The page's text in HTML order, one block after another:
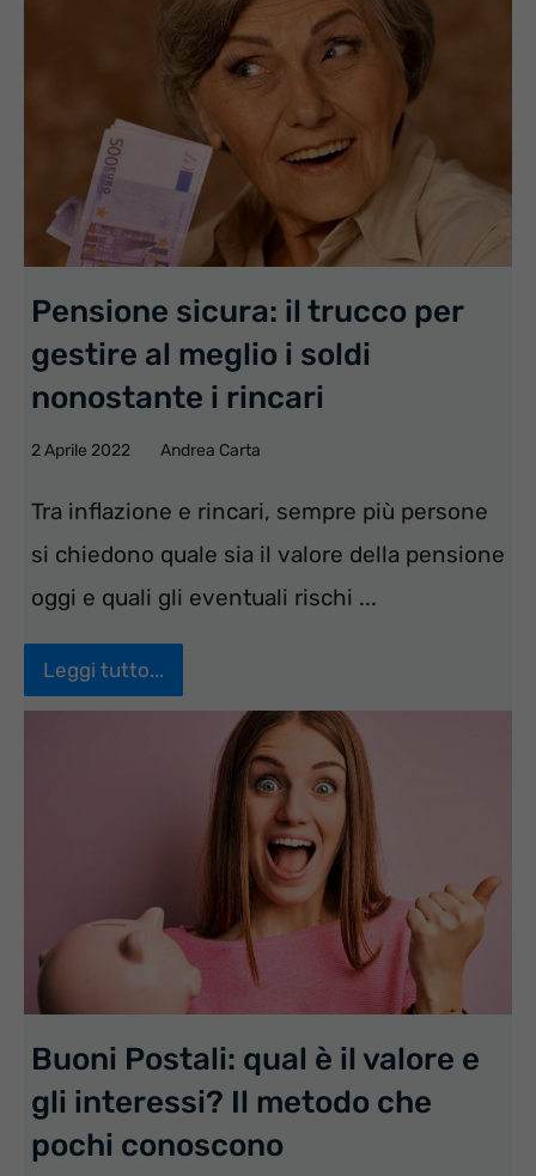
Pensione sicura: il trucco per
gestire al meglio i soldi
nonostante i rincari
2 Aprile 2022 Andrea Carta
Tra inflazione e rincari, sempre più persone
si chiedono quale sia il valore della pensione
oggi e quali gli eventuali rischi ...
Leggi tutto...
Buoni Postali: qual è il valore e
gli interessi? Il metodo che
pochi conoscono